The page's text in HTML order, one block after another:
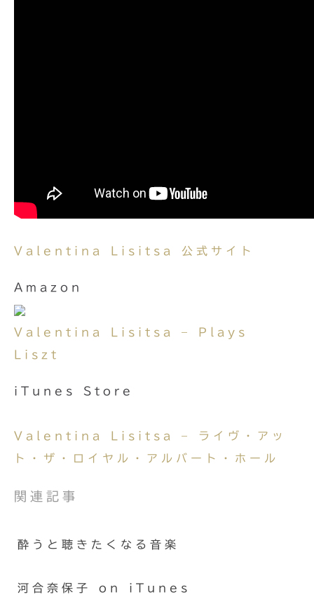
Valentina Lisitsa 公式サイト
Amazon
Valentina Lisitsa – Plays
Liszt
iTunes Store
Valentina Lisitsa – ライヴ・アッ
ト・ザ・ロイヤル・アルバート・ホール
関連記事
酔うと聴きたくなる音楽
河合奈保子 on iTunes